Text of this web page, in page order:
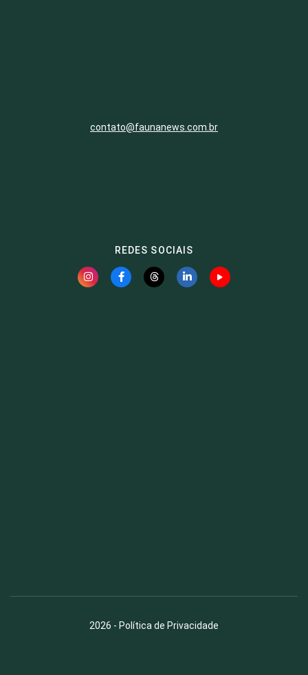
contato@faunanews.com.br
REDES SOCIAIS
2026 - Política de Privacidade